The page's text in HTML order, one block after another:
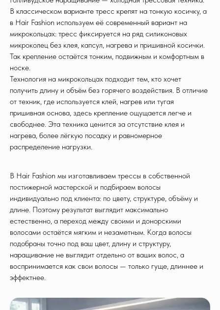
В классическом варианте тресс крепят на тонкую косичку, а
в Hair Fashion используем её современный вариант на
микрокольцах: тресс фиксируется на ряд силиконовых
микроколец без клея, капсул, нагрева и пришивной косички.
Так крепление остаётся тонким, подвижным и комфортным в
носке.
Технология на микрокольцах подходит тем, кто хочет
получить длину и объём без горячего воздействия. В отличие
от техник, где используется клей, нагрев или тугая
пришивная основа, здесь крепление ощущается легче и
свободнее. Эта техника ценится за отсутствие клея и
нагрева, более лёгкую посадку и равномерное
распределение нагрузки.
В Hair Fashion мы изготавливаем трессы в собственной
постижерной мастерской и подбираем волосы
индивидуально под клиента: по цвету, структуре, объёму и
длине. Поэтому результат выглядит максимально
естественно, а переход между своими и донорскими
волосами остаётся мягким и незаметным. Когда волосы
подобраны точно под ваш цвет, длину и структуру,
наращивание не выглядит отдельно от ваших волос, а
воспринимается как свои волосы — только гуще, длиннее и
эффектнее.